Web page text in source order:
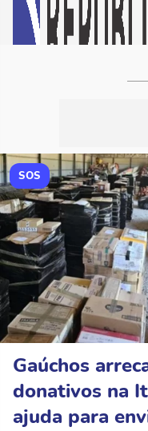
SOS
Gaúchos
donativos na
ajuda para